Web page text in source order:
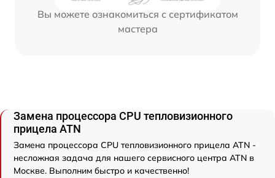
Вы можете ознакомиться с сертификатом
мастера
Замена процессора CPU тепловизионного
прицела ATN
Замена процессора CPU тепловизионного прицела ATN -
несложная задача для нашего сервисного центра ATN в
Москве. Выполним быстро и качественно!